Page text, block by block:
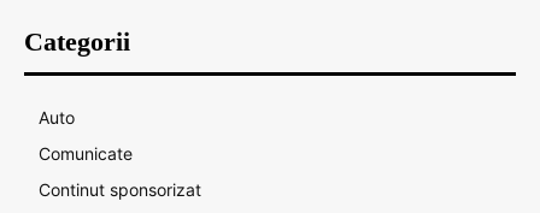
Categorii
Auto
Comunicate
Continut sponsorizat